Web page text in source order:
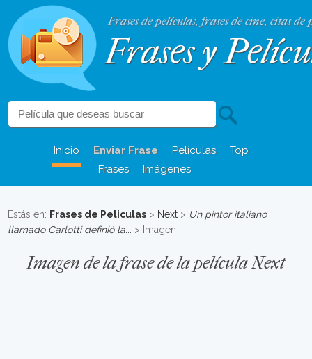
Frases de películas, frases de cine, citas de
Frases y
Inicio Enviar Frase Películas
Top
Frases
Imágenes
Estás en: Frases de Peliculas > Next > Un pintor italiano
llamado Carlotti definió la... > Imagen
Imagen de la frase de la película Next